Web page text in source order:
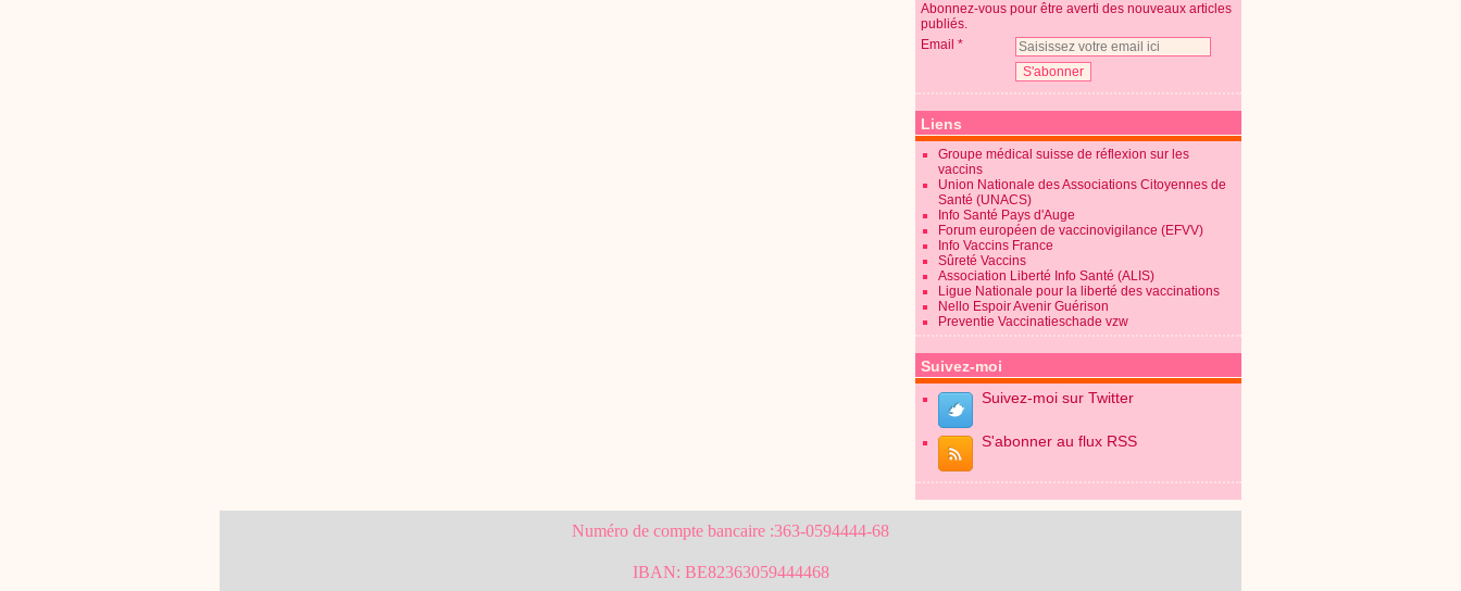
Abonnez-vous pour être averti des nouveaux articles
publiés.
Email
Liens
Groupe médical suisse de réflexion sur les
vaccins
Union Nationale des Associations Citoyennes de
Santé (UNACS)
Info Santé Pays d'Auge
Forum européen de vaccinovigilance (EFVV)
Info Vaccins France
Sûreté Vaccins
Association Liberté Info Santé (ALIS)
Ligue Nationale pour la liberté des vaccinations
Nello Espoir Avenir Guérison
Preventie Vaccinatieschade vzw
Suivez-moi
Suivez-moi sur Twitter
S'abonner au flux RSS
Numéro de compte bancaire :363-0594444-68
IBAN: BE82363059444468